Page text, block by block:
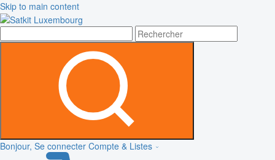
Skip to main content
Bonjour, Se connecter Compte & Listes